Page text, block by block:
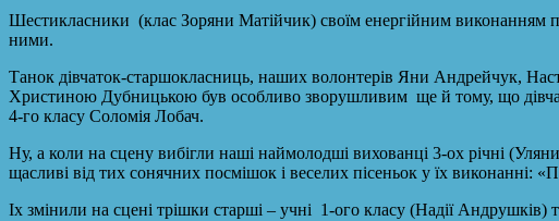
Шестикласники (клас Зоряни Мaтійчик) своїм енергійним виконанням
ними.
Танок дівчаток-старшокласниць, наших волонтерів Яни Андрейчук,
Христиною Дубницькою був особливо зворушливим ще й тому, що
4-го класу Соломія Лобач.
Ну, а коли на сцену вибігли наші наймолодші вихованці 3-ох річні
щасливі від тих сонячних посмішок і веселих пісеньок у їх
Іх змінили на сцені трішки старші – учні 1-ого класу (Надії